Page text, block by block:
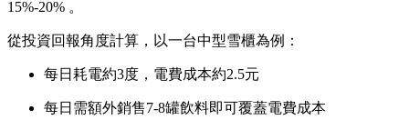
15%-20% 。
從投資回報角度計算，以一台中型雪櫃為例：
每日耗電約3度，電費成本約2.5元
每日需額外銷售7-8罐飲料即可覆蓋電費成本